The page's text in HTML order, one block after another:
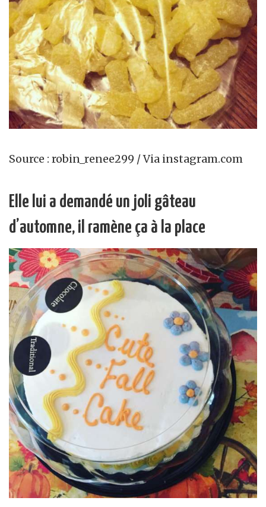
Source : robin_renee299 / Via instagram.com
Elle lui a demandé un joli gâteau
d’automne, il ramène ça à la place